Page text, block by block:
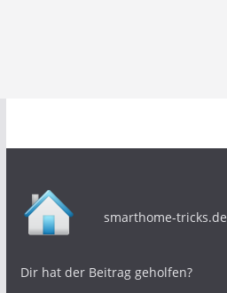
smarthome-tricks.de
Dir hat der Beitrag geholfen?